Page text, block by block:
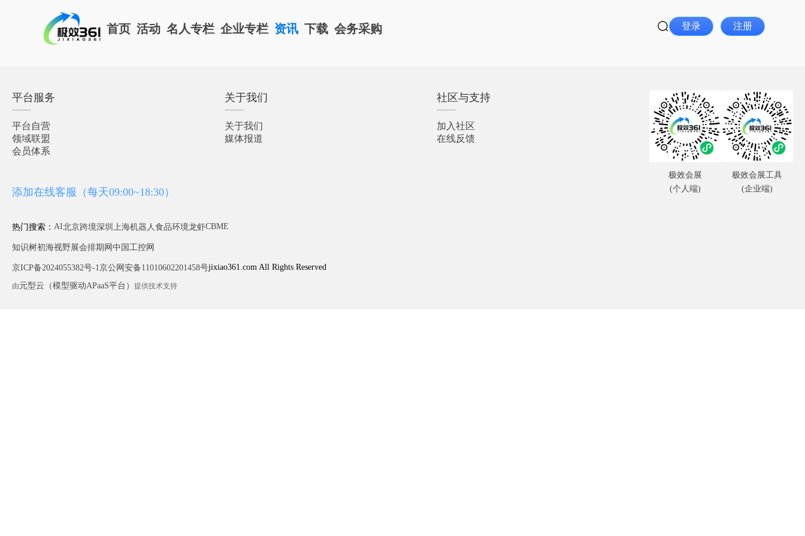
首页 活动 名人专栏 企业专栏 资讯 下载 会务采购 登录 注册
平台服务
平台自营
领域联盟
会员体系
关于我们
关于我们
媒体报道
社区与支持
加入社区
在线反馈
添加在线客服（每天09:00~18:30）
热门搜索： AI北京跨境深圳 上海机器人食品环境龙虾CBME
知识树初海视野展会排期网 中国工控网
京ICP备2024055382号-1京公网安备11010602201458号jixiao361.com All Rights Reserved
由元型云（模型驱动APaaS平台） 提供技术支持
极效会展
(个人端)
极效会展工具
(企业端)